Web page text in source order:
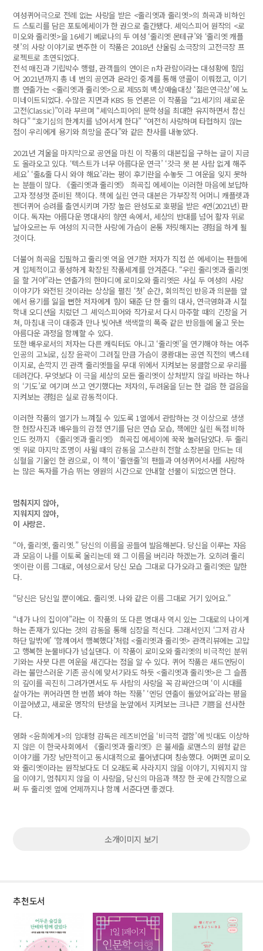
여성퀴어극으로 전례 없는 사랑을 받은 <줄리엣과 줄리엣>의 희곡과 비하인
드 스토리를 담은 포토에세이가 한 권으로 출간됐다. 셰익스피어 원작의 <로
미오와 줄리엣>을 16세기 베로나의 두 여성 ‘줄리엣 몬테규’와 ‘줄리엣 캐플
렛’의 사랑 이야기로 변주한 이 작품은 2018년 산울림 소극장의 고전극장 프
로젝트로 초연되었다.
전석 매진과 기립박수 행렬, 관객들의 연이은 n차 관람이라는 대성황에 힘입
어 2021년까지 총 네 번의 공연과 온라인 중계를 통해 앵콜이 이뤄졌고, 이기
쁨 연출가는 <줄리엣과 줄리엣>으로 제55회 백상예술대상 ‘젊은연극상’에 노
미네이트되었다. 수많은 지면과 KBS 등 언론은 이 작품을 “21세기의 새로운
고전(Classic)”이라 부르며 “셰익스피어의 문학성을 최대한 유지하면서 참신
하다” “호기심의 한계치를 넘어서게 한다” “여전히 사랑하며 타협하지 않는
점이 우리에게 용기와 희망을 준다”와 같은 찬사를 내놓았다.
2021년 겨울을 마지막으로 공연을 마친 이 작품의 대본집을 구하는 글이 지금
도 올라오고 있다. ‘텍스트가 너무 아름다운 연극’ ‘갓극 못 본 사람 없게 해주
세요’ ‘줄&줄 다시 와야 해요’라는 평이 후기란을 수놓듯 그 여운을 잊지 못하
는 분들이 많다. 《줄리엣과 줄리엣》 희곡집 에세이는 이러한 마음에 보답하
고자 정성껏 준비된 책이다. 책에 실린 연극 대본은 가부장적 어머니 캐플렛과
젠더퀴어 승려를 출연시키며 가장 높은 완성도로 호평을 받은 4연(2021년) 판
이다. 독자는 아름다운 명대사의 향연 속에서, 세상의 반대를 넘어 활자 위로
날아오르는 두 여성의 지극한 사랑에 가슴이 온통 저릿해지는 경험을 하게 될
것이다.
더불어 희곡을 집필하고 줄리엣 역을 연기한 저자가 직접 쓴 에세이는 팬들에
게 입체적이고 풍성하게 확장된 작품세계를 안겨준다. “우린 줄리엣과 줄리엣
을 할 거야”라는 연출가의 한마디에 로미오와 줄리엣은 사실 두 여성의 사랑
이야기가 와전된 것이라는 상상을 펼친 ‘첫’ 순간, 회의적인 반응과 의문들 앞
에서 용기를 잃을 뻔한 저자에게 힘이 돼준 단 한 줄의 대사, 연극영화과 시절
학내 오디션을 치렀던 그 셰익스피어와 작가로서 다시 마주할 때의 긴장을 거
쳐, 마침내 극이 대중과 만나 빚어낸 색색깔의 폭죽 같은 반응들에 울고 웃는
아름다운 과정을 함께할 수 있다.
또한 배우로서의 저자는 다른 캐릭터도 아니고 ‘줄리엣’을 연기해야 하는 여주
인공의 고뇌로, 심장 윤곽이 그려질 만큼 가슴이 쿵쾅대는 공연 직전의 백스테
이지로, 손깍지 낀 관객 줄리엣들을 무대 위에서 지켜보는 뭉클함으로 우리를
데려간다. 무엇보다 이 극을 세상의 모든 줄리엣이 상처받지 않길 바라는 하나
의 ‘기도’로 여기며 쓰고 연기했다는 저자의, 두려움을 딛는 한 걸음 한 걸음을
지켜보는 경험은 실로 감동적이다.
이러한 작품의 열기가 느껴질 수 있도록 1열에서 관람하는 것 이상으로 생생
한 현장사진과 배우들의 감정 연기를 담은 연습 모습, 책에만 실린 독점 비하
인드 컷까지 《줄리엣과 줄리엣》 희곡집 에세이에 꾹꾹 눌러담았다. 두 줄리
엣 위로 마지막 조명이 사윌 때의 감동을 고스란히 전할 소장본을 만드는 데
심혈을 기울인 한 권으로, 이 책이 ‘줄앤줄’의 팬들과 여성퀴어서사를 사랑하
는 많은 독자를 가슴 뛰는 영원의 시간으로 안내할 선물이 되었으면 한다.
멈춰지지 않아,
지워지지 않아,
이 사랑은.
“아, 줄리엣, 줄리엣.” 당신의 이름을 공들여 발음해본다. 당신을 이루는 자음
과 모음이 나를 이토록 울리는데 왜 그 이름을 버리라 하겠는가. 오히려 줄리
엣이란 이름 그대로, 여성으로서 당신 모습 그대로 다가오라고 줄리엣은 말한
다.
“당신은 당신일 뿐이에요. 줄리엣. 나와 같은 이름 그대로 거기 있어요.”
“네가 나의 집이야”라는 이 작품의 또 다른 명대사 역시 있는 그대로의 나이게
하는 존재가 있다는 것의 감동을 통해 심장을 적신다. 그래서인지 ‘그저 감사
하단 말밖에’ ‘함께여서 행복했다’처럼 <줄리엣과 줄리엣> 관객리뷰에는 고맙
고 행복한 눈물바다가 넘실댄다. 이 작품이 로미오와 줄리엣의 비극적인 분위
기와는 사뭇 다른 여운을 새긴다는 점을 알 수 있다. 퀴어 작품은 새드엔딩이
라는 불만스러운 기존 공식에 맞서기라도 하듯 <줄리엣과 줄리엣>은 그 슬픔
의 깊이를 곡진히 그려가면서도 두 사람의 사랑을 꼭 감싸안으며 ‘이 시대를
살아가는 퀴어라면 한 번쯤 봐야 하는 작품’ ‘엔딩 연출이 돌았어요’라는 평을
이끌어냈고, 새로운 명작의 탄생을 눈앞에서 지켜보는 크나큰 기쁨을 선사한
다.
영화 <윤희에게>의 임대형 감독은 레즈비언을 ‘비극적 결함’에 빗대도 이상하
지 않은 이 한국사회에서 《줄리엣과 줄리엣》은 불세출 로맨스의 원형 같은
이야기를 가장 낭만적이고 동시대적으로 풀어냈다며 칭송했다. 어쩌면 로미오
와 줄리엣이라는 원작보다도 더 오래도록 사라지지 않을 이야기, 지워지지 않
을 이야기, 멈춰지지 않을 이 사랑을, 당신의 마음과 책장 한 곳에 간직함으로
써 두 줄리엣 옆에 언제까지나 함께 서준다면 좋겠다.
소개이미지 보기
추천도서